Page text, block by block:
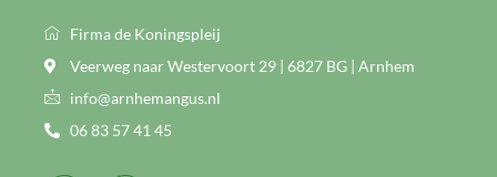
Firma de Koningspleij
Veerweg naar Westervoort 29 | 6827 BG | Arnhem
info@arnhemangus.nl
06 83 57 41 45